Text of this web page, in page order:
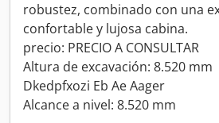
robustez, combinado con una
confortable y lujosa cabina.
precio: PRECIO A CONSULTAR
Altura de excavación: 8.520 mm
Dkedpfxozi Eb Ae Aager
Alcance a nivel: 8.520 mm